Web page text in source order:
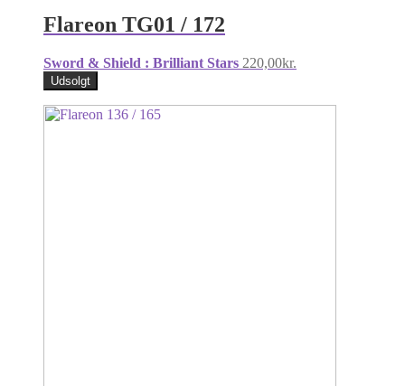
Flareon TG01 / 172
Sword & Shield : Brilliant Stars 220,00kr.
Udsolgt